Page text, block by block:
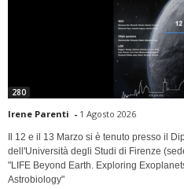
280
Irene Parenti - 1 Agosto 2026
Il 12 e il 13 Marzo si è tenuto presso il
dell'Università degli Studi di Firenze
"LIFE Beyond Earth. Exploring
Astrobiology"